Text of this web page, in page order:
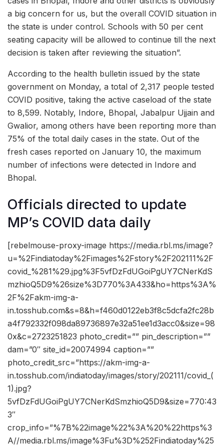
a big concern for us, but the overall COVID situation in
the state is under control. Schools with 50 per cent
seating capacity will be allowed to continue till the next
decision is taken after reviewing the situation”.
According to the health bulletin issued by the state
government on Monday, a total of 2,317 people tested
COVID positive, taking the active caseload of the state
to 8,599. Notably, Indore, Bhopal, Jabalpur Ujjain and
Gwalior, among others have been reporting more than
75% of the total daily cases in the state. Out of the
fresh cases reported on January 10, the maximum
number of infections were detected in Indore and
Bhopal.
Officials directed to update
MP’s COVID data daily
[rebelmouse-proxy-image https://media.rbl.ms/image?
u=%2Findiatoday%2Fimages%2Fstory%2F202111%2F
covid_%281%29.jpg%3F5vfDzFdUGoiPgUY7CNerKdS
mzhioQ5D9%26size%3D770%3A433&ho=https%3A%
2F%2Fakm-img-a-
in.tosshub.com&s=8&h=f460d0122eb3f8c5dcfa2fc28b
a4f792332f098da89736897e32a51ee1d3acc0&size=98
0x&c=2723251823 photo_credit=”” pin_description=””
dam=”0″ site_id=20074994 caption=””
photo_credit_src=”https://akm-img-a-
in.tosshub.com/indiatoday/images/story/202111/covid_(
1).jpg?
5vfDzFdUGoiPgUY7CNerKdSmzhioQ5D9&size=770:43
3″
crop_info=”%7B%22image%22%3A%20%22https%3
A//media.rbl.ms/image%3Fu%3D%252Findiatoday%25